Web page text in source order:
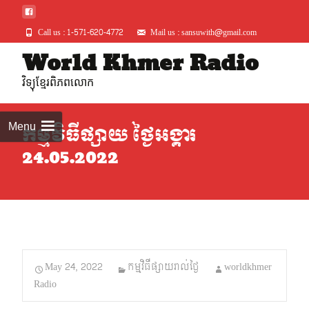
Call us : 1-571-620-4772 Mail us : sansuwith@gmail.com
World Khmer Radio
វិទ្យុខ្មែរពិភពលោក
Menuកម្មវិធីផ្សាយ ថ្ងៃអង្គារ
24.05.2022
May 24, 2022 កម្មវិធីផ្សាយរាល់ថ្ងៃ
worldkhmer
Radio